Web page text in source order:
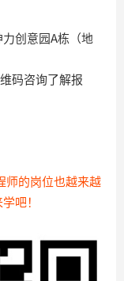
创意园A栋（地
码咨询了解报
师的岗位也越来越
吧！